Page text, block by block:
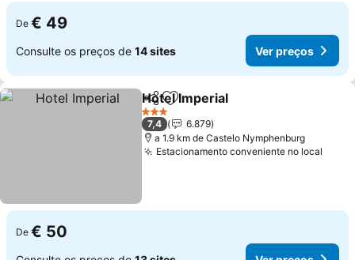
De € 49
Consulte os preços de 14 sites Ver preços
PartilharAdicionar aos favoritos
Hotel Imperial
3 Estrelas
7,4
6.879
a 1.9 km de Castelo Nymphenburg
Estacionamento conveniente no local
De € 50